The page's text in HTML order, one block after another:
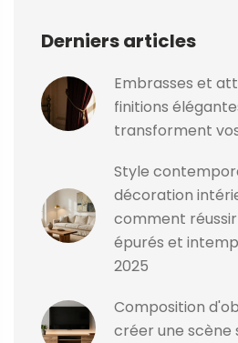
Derniers articles
Embrasses et
finitions
transforment
Style
décoration
comment
épurés et
2025
Composition
créer une scène